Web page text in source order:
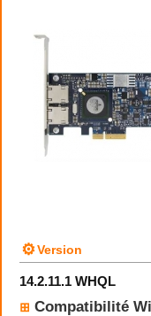
⚙Version
14.2.11.1 WHQL
⊞ Compatibilité